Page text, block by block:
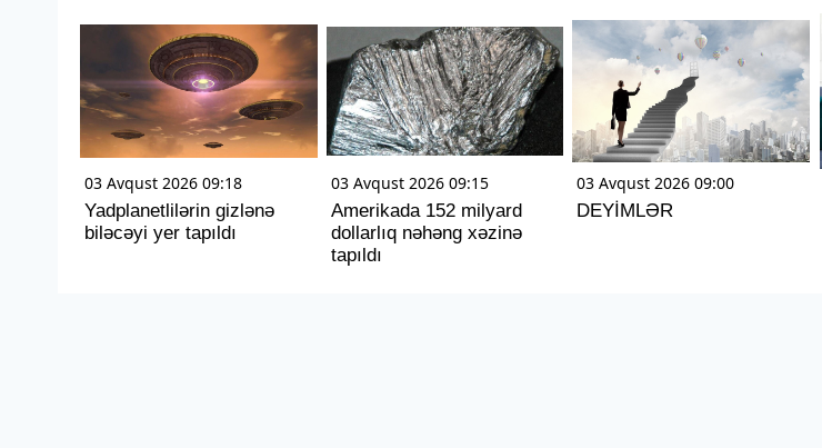
03 Avqust 2026 09:18
Yadplanetlilərin gizlənə
biləcəyi yer tapıldı
03 Avqust 2026 09:15
Amerikada 152 milyard
dollarlıq nəhəng xəzinə
tapıldı
03 Avqust 2026 09:00
DEYİMLƏR